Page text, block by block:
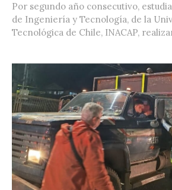
Por segundo año consecutivo,
de Ingeniería y Tecnología, de la
Tecnológica de Chile, INACAP,